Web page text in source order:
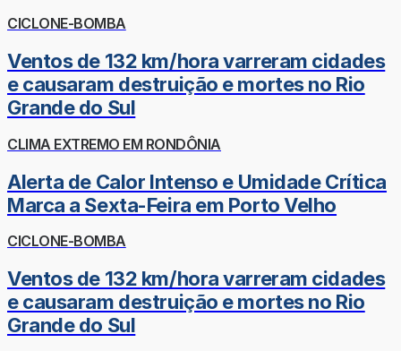
CICLONE-BOMBA
Ventos de 132 km/hora varreram cidades
e causaram destruição e mortes no Rio
Grande do Sul
CLIMA EXTREMO EM RONDÔNIA
Alerta de Calor Intenso e Umidade Crítica
Marca a Sexta-Feira em Porto Velho
CICLONE-BOMBA
Ventos de 132 km/hora varreram cidades
e causaram destruição e mortes no Rio
Grande do Sul